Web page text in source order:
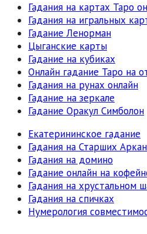
Гадания на картах Таро
Гадания на игральных
Гадание Ленорман
Цыганские карты
Гадание на кубиках
Онлайн гадание Таро на
Гадания на рунах онлайн
Гадание на зеркале
Гадание Оракул Симболон
Екатерининское гадание
Гадания на Старших
Гадания на домино
Гадание онлайн на
Гадания на хрустальном
Гадания на спичках
Нумерология